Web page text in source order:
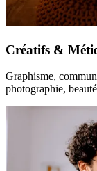
Créatifs &
Graphisme,
photographie,